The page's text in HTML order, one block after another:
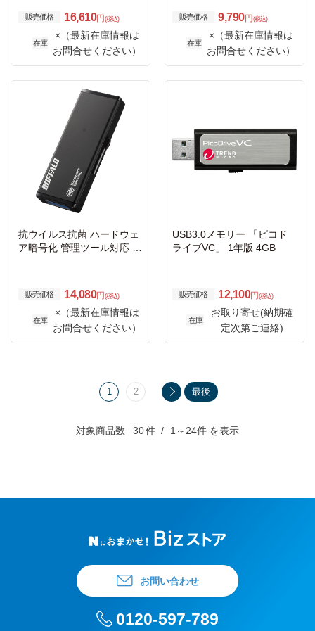
販売価格 16,610円 (税込)
在庫
×（最新在庫情報は
お問合せください）
販売価格 9,790円 (税込)
在庫
×（最新在庫情報は
お問合せください）
抗ウイルス抗菌 ハードウェ
ア暗号化 管理ツール対応 U
販売価格 14,080円 (税込)
在庫
×（最新在庫情報は
お問合せください）
USB3.0メモリー 「ピコド
ライブVC」 1年版 4GB
販売価格 12,100円 (税込)
在庫
お取り寄せ(納期確
定次第ご連絡)
対象商品数 30件 1～24件 を表示
1 2 最後
お問い合わせ
0120-597-789